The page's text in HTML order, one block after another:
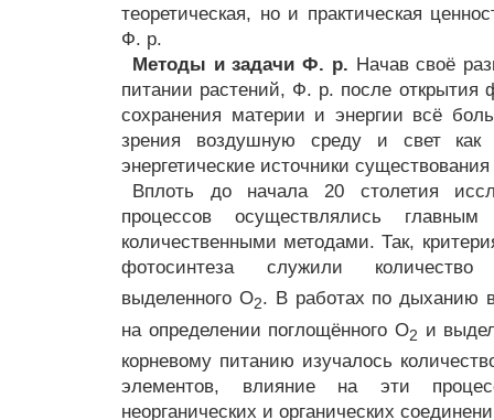
теоретическая, но и практическая
Ф. р.
Методы и задачи Ф. р. Начав своё
питании растений, Ф. р. после открытия
сохранения материи и энергии всё
зрения воздушную среду и свет как
энергетические источники
Вплоть до начала 20 столетия
процессов осуществлялись
количественными методами. Так,
фотосинтеза служили
выделенного O2. В работах по дыханию
на определении поглощённого O2 и
корневому питанию изучалось
элементов, влияние на эти
неорганических и органических